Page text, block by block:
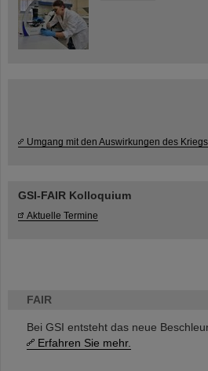
FAIR
Bei GSI entsteht das neue
Erfahren Sie mehr.
Umgang mit den Auswirkungen des
GSI-FAIR Kolloquium
Aktuelle Termine